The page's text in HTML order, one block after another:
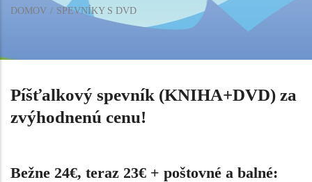
Omrvinka
DOMOV SPEVNÍKY S DVD
Píšťalkový spevník (KNIHA+DVD) za
zvýhodnenú cenu!
Bežne 24€, teraz 23€ + poštovné a balné: